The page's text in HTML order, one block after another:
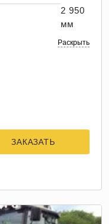
2 950
мм
Раскрыть
ЗАКАЗАТЬ